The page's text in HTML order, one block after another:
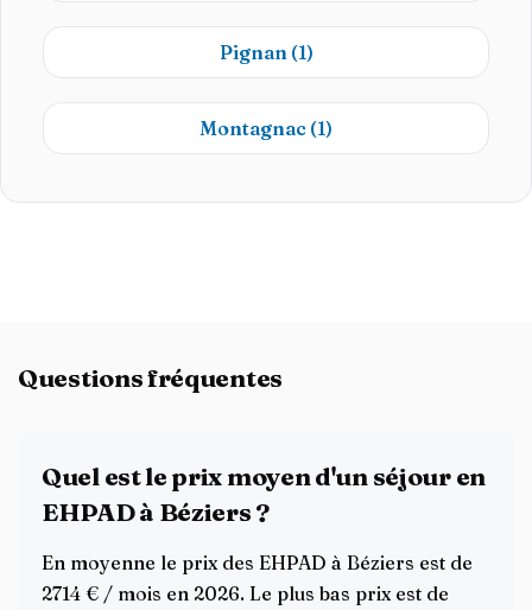
Pignan (1)
Montagnac (1)
Questions fréquentes
Quel est le prix moyen d'un séjour en
EHPAD à Béziers ?
En moyenne le prix des EHPAD à Béziers est de
2714 € / mois en 2026. Le plus bas prix est de